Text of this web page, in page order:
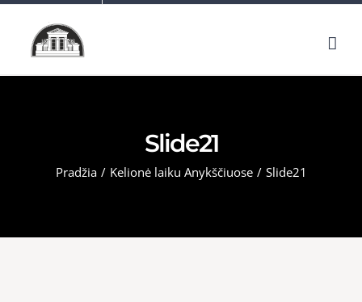
Slide21
Pradžia / Kelionė laiku Anykščiuose / Slide21